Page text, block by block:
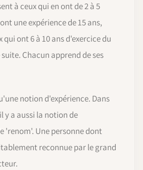
à ceux qui en ont de 2 à 5
une expérience de 15 ans,
qui ont 6 à 10 ans d'exercice du
Chacun apprend de ses
notion d'expérience. Dans
y a aussi la notion de
'renom'. Une personne dont
reconnue par le grand